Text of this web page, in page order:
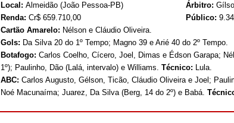
Local: Almeidão (João Pessoa-PB) Árbitro:
Renda: Cr$ 659.710,00 Público:
Cartão Amarelo: Nélson e Cláudio Oliveira.
Gols: Da Silva 20 do 1º Tempo; Magno 39 e Arié 40 do 2º Tempo.
Botafogo: Carlos Coelho, Cícero, Joel, Dimas e Édson Garapa;
1º); Paulinho, Dão (Lalá, intervalo) e Williams. Técnico: Lula.
ABC: Carlos Augusto, Gélson, Ticão, Cláudio Oliveira e Joel;
Noé Macunaíma; Juarez, Da Silva (Berg, 14 do 2º) e Babá.